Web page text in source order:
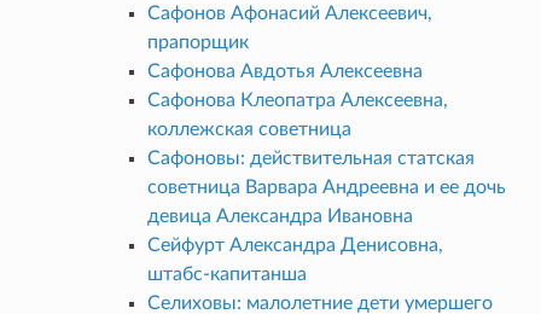
Сафонов Афонасий Алексеевич,
прапорщик
Сафонова Авдотья Алексеевна
Сафонова Клеопатра Алексеевна,
коллежская советница
Сафоновы: действительная статская
советница Варвара Андреевна и ее дочь
девица Александра Ивановна
Сейфурт Александра Денисовна,
штабс-капитанша
Селиховы: малолетние дети умершего